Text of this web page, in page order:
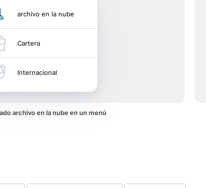
archivo en la nube
Cartera
Internacional
archivo en la nube en un menú